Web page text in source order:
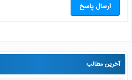
ارسال پاسخ
آخرین مطالب